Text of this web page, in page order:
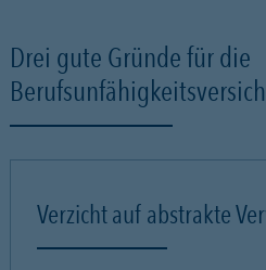
Drei gute Gründe für die
Verzicht auf abstrakte